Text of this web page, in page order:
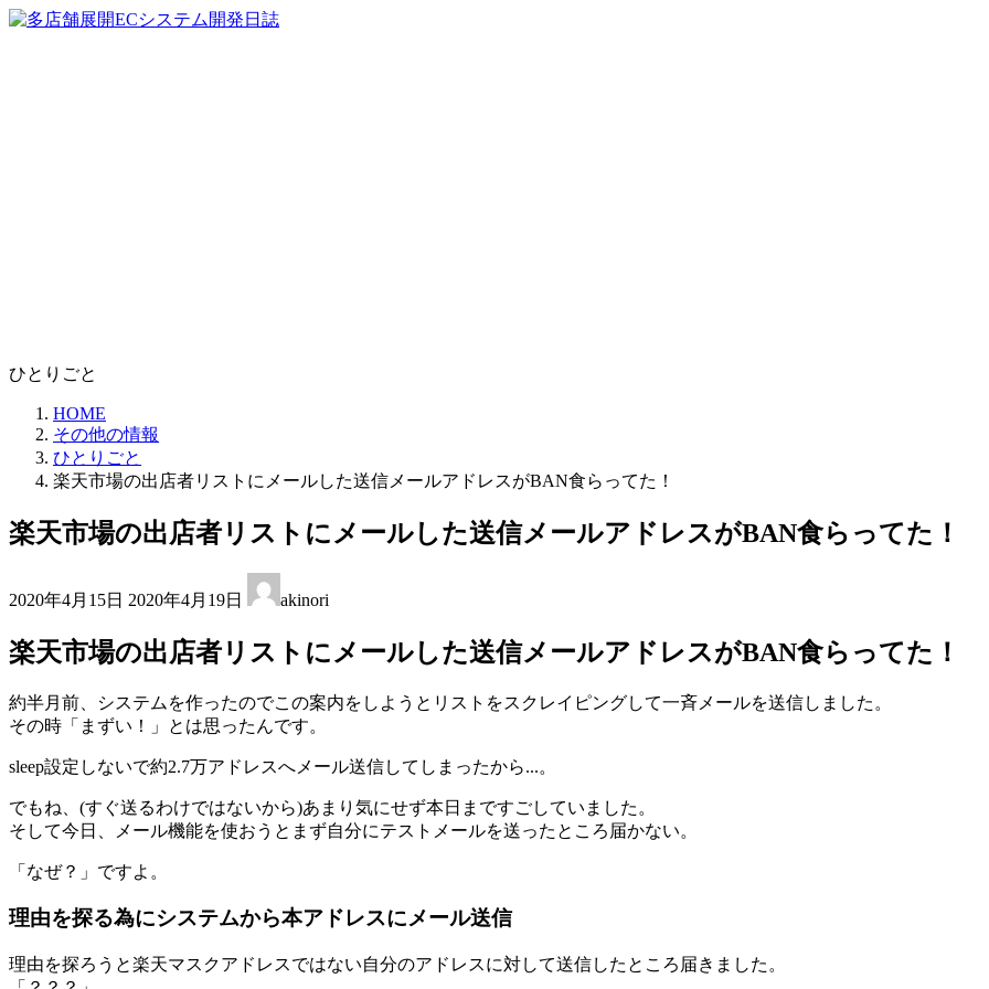
コ
ナ
ひとりごと
HOME
その他の情報
ひとりごと
楽天市場の出店者リストにメールした送信メールアドレスがBAN食らってた！
楽天市場の出店者リストにメールした送信メールアドレスがBAN食らってた！
2020年4月15日 終
新
時
:
2020年4月19日 akinori
楽天市場の出店者リストにメールした送信メールアドレスがBAN食らってた！
約半月前、システムを作ったのでこの案内をしようとリストをスクレイピングして一斉メールを送信しました。
その時「まずい！」とは思ったんです。
sleep設定しないで約2.7万アドレスへメール送信してしまったから...。
でもね、(すぐ送るわけではないから)あまり気にせず本日まですごしていました。
そして今日、メール機能を使おうとまず自分にテストメールを送ったところ届かない。
「なぜ？」ですよ。
理由を探る為にシステムから本アドレスにメール送信
理由を探ろうと楽天マスクアドレスではない自分のアドレスに対して送信したところ届きました。